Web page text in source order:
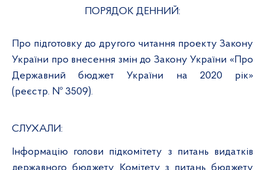
ПОРЯДОК ДЕННИЙ:
Про підготовку до другого читання проекту Закону
України про внесення змін до Закону України «Про
Державний бюджет України на 2020 рік»
(реєстр. № 3509).
СЛУХАЛИ:
Інформацію голови підкомітету з питань видатків
державного бюджету Комітету з питань бюджету